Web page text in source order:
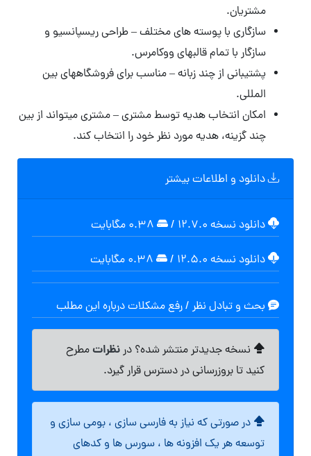
مشتریان.
سازگاری با پوسته های مختلف – طراحی ریسپانسیو و
سازگار با تمام قالبهای ووکامرس.
پشتیبانی از چند زبانه – مناسب برای فروشگاههای بین
المللی.
امکان انتخاب هدیه توسط مشتری – مشتری میتواند از بین
چند گزینه، هدیه مورد نظر خود را انتخاب کند.
دانلود و اطلاعات بیشتر
دانلود نسخه ۱۲.۷.۰ /
دانلود نسخه ۱۲.۵.۰ /
بحث و تبادل نظر / رفع مشکلات درباره این مطلب
نسخه جدیدتر منتشر شده؟ درنظراتمطرح
کنید تا بروزرسانی در دسترس قرار گیرد.
در صورتی که نیاز به فارسی سازی ، بومی سازی و
توسعه هر یک افزونه ها ، سورس ها و کدهای